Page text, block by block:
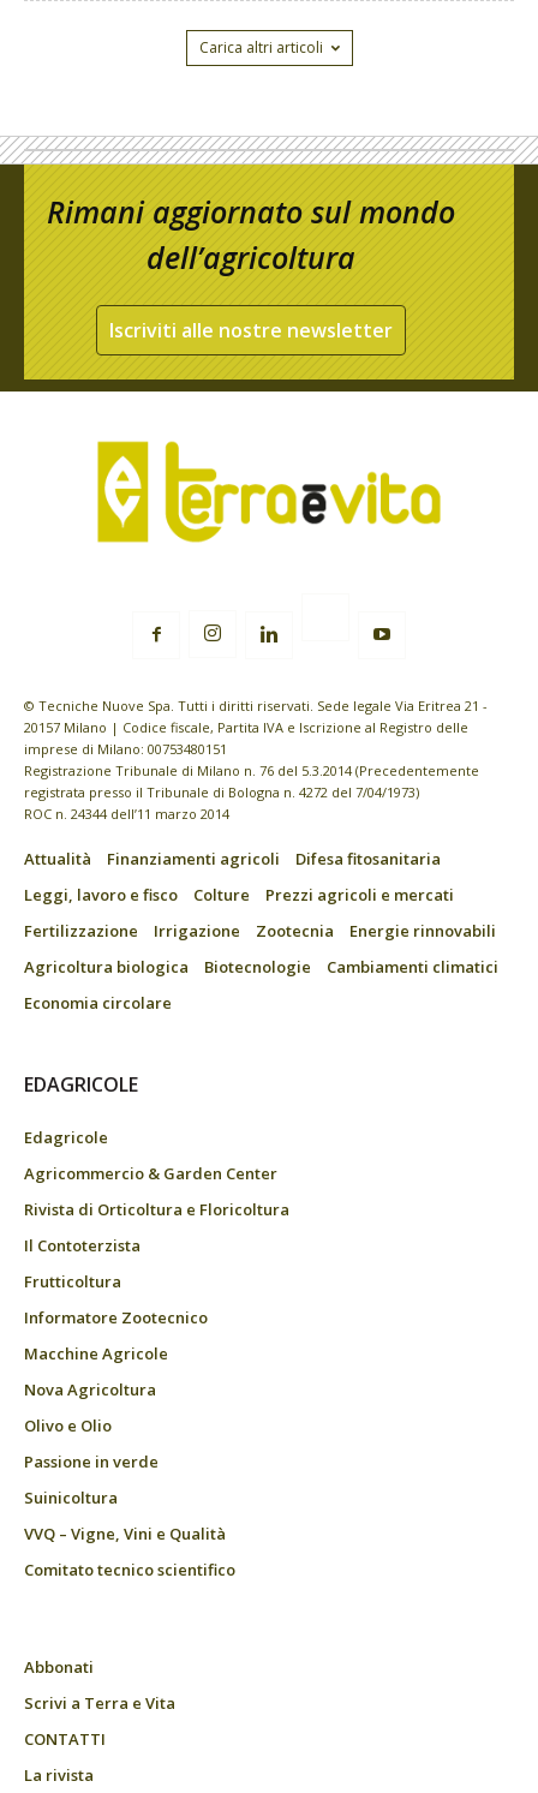
Carica altri articoli
Rimani aggiornato sul mondo
dell’agricoltura
Iscriviti alle nostre newsletter
© Tecniche Nuove Spa. Tutti i diritti riservati. Sede legale Via Eritrea 21 -
20157 Milano | Codice fiscale, Partita IVA e Iscrizione al Registro delle
imprese di Milano: 00753480151
Registrazione Tribunale di Milano n. 76 del 5.3.2014 (Precedentemente
registrata presso il Tribunale di Bologna n. 4272 del 7/04/1973)
ROC n. 24344 dell’11 marzo 2014
Attualità Finanziamenti agricoli
Difesa fitosanitaria
Leggi, lavoro e fisco
Colture
Prezzi agricoli e mercati
Fertilizzazione
Irrigazione Zootecnia
Energie rinnovabili
Agricoltura biologica
Biotecnologie
Cambiamenti climatici
Economia circolare
EDAGRICOLE
Edagricole
Agricommercio & Garden Center
Rivista di Orticoltura e Floricoltura
Il Contoterzista
Frutticoltura
Informatore Zootecnico
Macchine Agricole
Nova Agricoltura
Olivo e Olio
Passione in verde
Suinicoltura
VVQ – Vigne, Vini e Qualità
Comitato tecnico scientifico
Abbonati
Scrivi a Terra e Vita
CONTATTI
La rivista